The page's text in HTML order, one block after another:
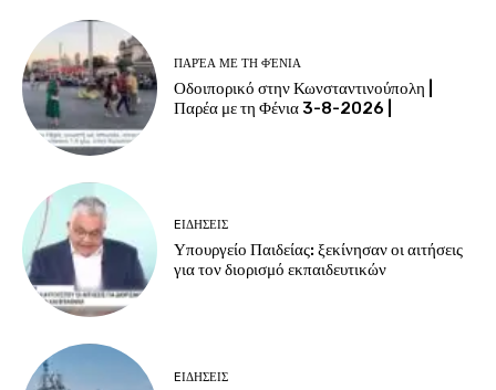
ΠΑΡΈΑ ΜΕ ΤΗ ΦΈΝΙΑ
Οδοιπορικό στην Κωνσταντινούπολη |
Παρέα με τη Φένια 3-8-2026 |
EΙΔΗΣΕΙΣ
Υπουργείο Παιδείας: ξεκίνησαν οι αιτήσεις
για τον διορισμό εκπαιδευτικών
EΙΔΗΣΕΙΣ